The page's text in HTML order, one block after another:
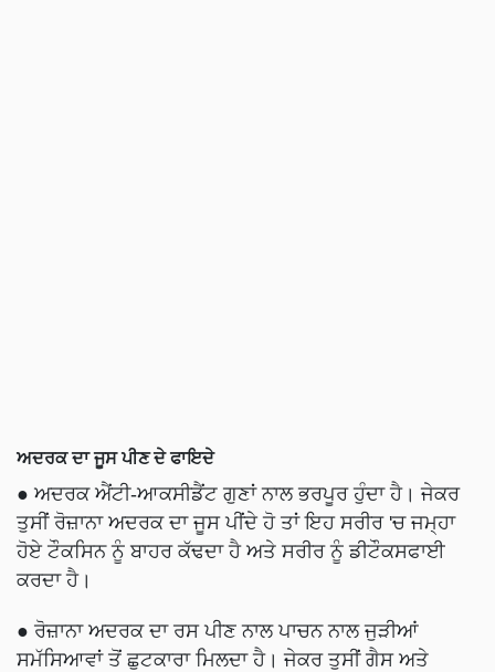
ਅਦਰਕ ਦਾ ਜੂਸ ਪੀਣ ਦੇ ਫਾਇਦੇ
● ਅਦਰਕ ਐਂਟੀ-ਆਕਸੀਡੈਂਟ ਗੁਣਾਂ ਨਾਲ ਭਰਪੂਰ ਹੁੰਦਾ ਹੈ। ਜੇਕਰ
ਤੁਸੀਂ ਰੋਜ਼ਾਨਾ ਅਦਰਕ ਦਾ ਜੂਸ ਪੀਂਦੇ ਹੋ ਤਾਂ ਇਹ ਸਰੀਰ 'ਚ ਜਮ੍ਹਾ
ਹੋਏ ਟੌਕਸਿਨ ਨੂੰ ਬਾਹਰ ਕੱਢਦਾ ਹੈ ਅਤੇ ਸਰੀਰ ਨੂੰ ਡੀਟੌਕਸਫਾਈ
ਕਰਦਾ ਹੈ।
● ਰੋਜ਼ਾਨਾ ਅਦਰਕ ਦਾ ਰਸ ਪੀਣ ਨਾਲ ਪਾਚਨ ਨਾਲ ਜੁੜੀਆਂ
ਸਮੱਸਿਆਵਾਂ ਤੋਂ ਛੁਟਕਾਰਾ ਮਿਲਦਾ ਹੈ। ਜੇਕਰ ਤੁਸੀਂ ਗੈਸ ਅਤੇ